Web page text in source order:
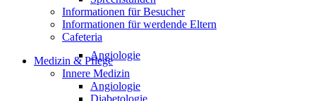
Angiologie
Informationen für Besucher
Informationen für werdende Eltern
Cafeteria
Medizin & Pflege
Innere Medizin
Angiologie
Diabetologie